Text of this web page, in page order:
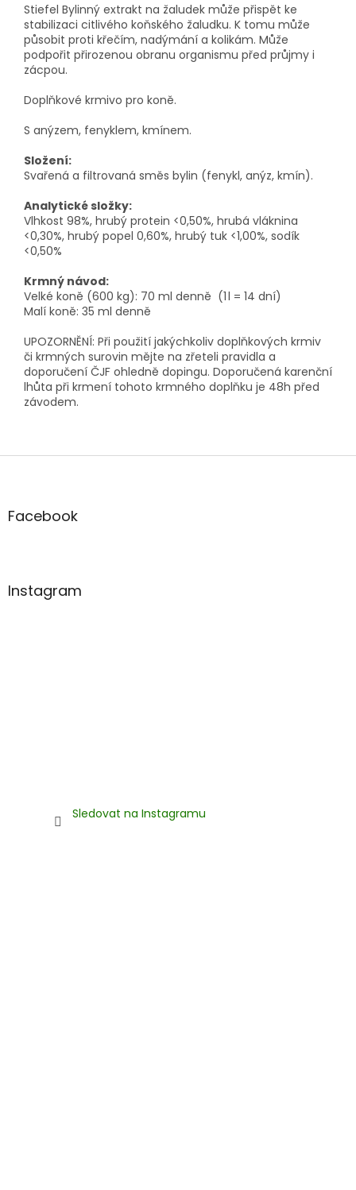
Stiefel Bylinný extrakt na žaludek může přispět ke
stabilizaci citlivého koňského žaludku. K tomu může
působit proti křečím, nadýmání a kolikám. Může
podpořit přirozenou obranu organismu před průjmy i
zácpou.
Doplňkové krmivo pro koně.
S anýzem, fenyklem, kmínem.
Složení:
Svařená a filtrovaná směs bylin (fenykl, anýz, kmín).
Analytické složky:
Vlhkost 98%, hrubý protein <0,50%, hrubá vláknina
<0,30%, hrubý popel 0,60%, hrubý tuk <1,00%, sodík
<0,50%
Krmný návod:
Velké koně (600 kg): 70 ml denně (1 l = 14 dní)
Malí koně: 35 ml denně
UPOZORNĚNÍ: Při použití jakýchkoliv doplňkových krmiv
či krmných surovin mějte na zřeteli pravidla a
doporučení ČJF ohledně dopingu. Doporučená karenční
lhůta při krmení tohoto krmného doplňku je 48h před
závodem.
Z
aFacebook
Instagram
Sledovat na Instagramu